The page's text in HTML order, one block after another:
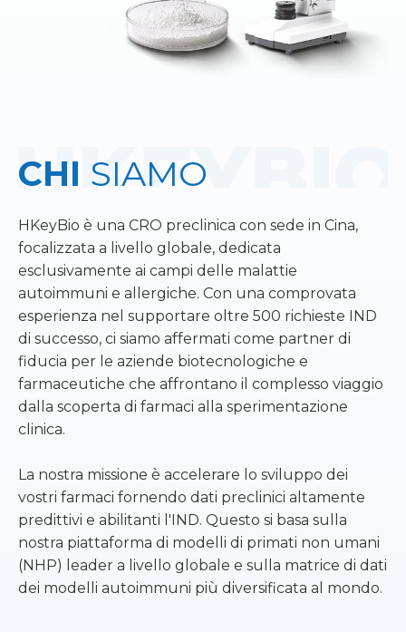
CHI SIAMO
HKeyBio è una CRO preclinica con sede in Cina,
focalizzata a livello globale, dedicata
esclusivamente ai campi delle malattie
autoimmuni e allergiche. Con una comprovata
esperienza nel supportare oltre 500 richieste IND
di successo, ci siamo affermati come partner di
fiducia per le aziende biotecnologiche e
farmaceutiche che affrontano il complesso viaggio
dalla scoperta di farmaci alla sperimentazione
clinica.
La nostra missione è accelerare lo sviluppo dei
vostri farmaci fornendo dati preclinici altamente
predittivi e abilitanti l'IND. Questo si basa sulla
nostra piattaforma di modelli di primati non umani
(NHP) leader a livello globale e sulla matrice di dati
dei modelli autoimmuni più diversificata al mondo.